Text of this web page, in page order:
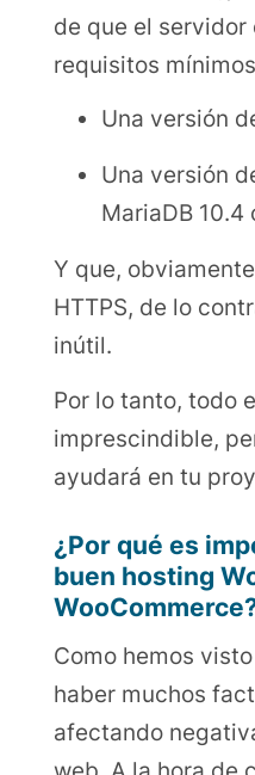
de que el
requisitos
Una versión
Una versión
MariaDB 10.4
Y que,
HTTPS, de lo
inútil.
Por lo tanto, todo
imprescindible,
ayudará en tu
¿Por qué es
buen hosting
Como hemos
haber muchos
afectando